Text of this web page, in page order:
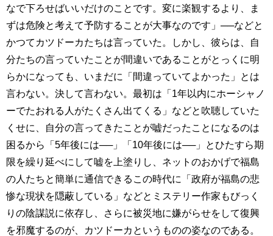
なで下ろせばいいだけのことです。変に楽観するより、ま
ずは危険と考えて予防することが大事なのです」──などと
かつてカツドーカたちは言っていた。しかし、彼らは、自
分たちの言っていたことが間違いであることがとっくに明
らかになっても、いまだに「間違っていてよかった」とは
言わない。決して言わない。最初は「1年以内にホーシャノ
ーでたおれる人がたくさん出てくる」などと吹聴していた
くせに、自分の言ってきたことが嘘だったことになるのは
困るから「5年後には──」「10年後には──」とひたすら期
限を繰り延べにして嘘を上塗りし、ネットのおかげで福島
の人たちと簡単に通信できるこの時代に「政府が福島の悲
惨な現状を隠蔽している」などとミステリー作家もびっく
りの陰謀説に依存し、さらに被災地に嫌がらせをして復興
を邪魔するのが、カツドーカというものの姿なのである。